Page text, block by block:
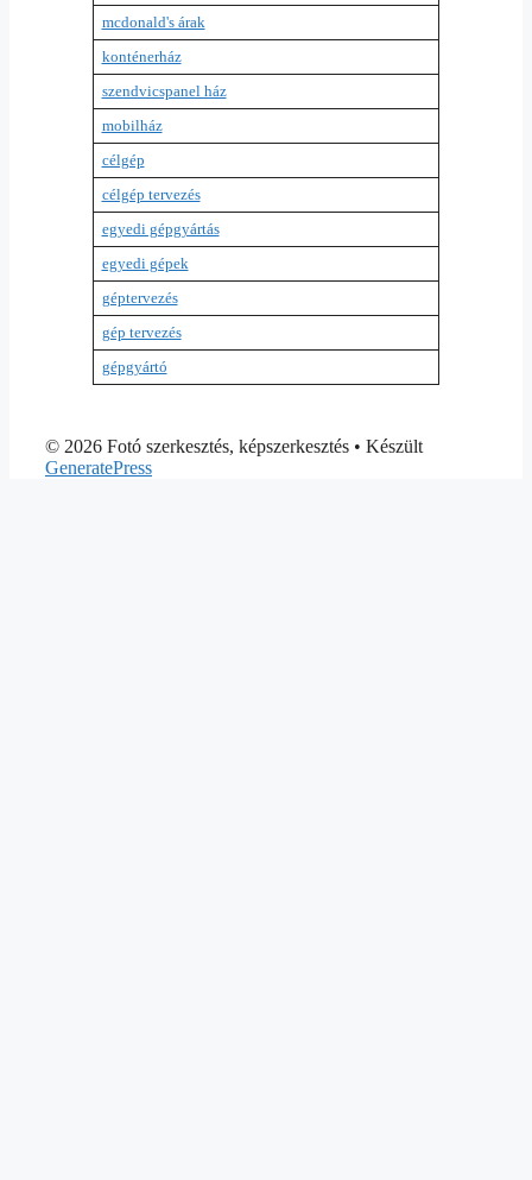
mcdonald's árak
konténerház
szendvicspanel ház
mobilház
célgép
célgép tervezés
egyedi gépgyártás
egyedi gépek
géptervezés
gép tervezés
gépgyártó
© 2026 Fotó szerkesztés, képszerkesztés • Készült
GeneratePress